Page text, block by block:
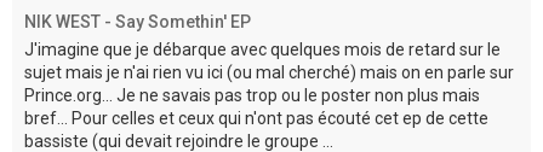
NIK WEST - Say Somethin' EP
J'imagine que je débarque avec quelques mois de retard sur le
sujet mais je n'ai rien vu ici (ou mal cherché) mais on en parle sur
Prince.org... Je ne savais pas trop ou le poster non plus mais
bref... Pour celles et ceux qui n'ont pas écouté cet ep de cette
bassiste (qui devait rejoindre le groupe ...